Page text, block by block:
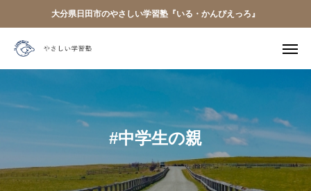
大分県日田市のやさしい学習塾『いる・かんぴえっろ』
#中学生の親